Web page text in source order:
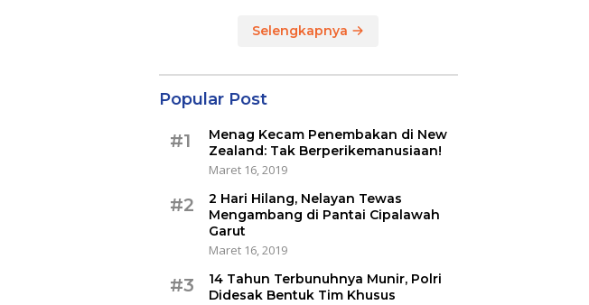
Selengkapnya
Popular Post
#1
Menag Kecam Penembakan di New
Zealand: Tak Berperikemanusiaan!
Maret 16, 2019
#2
2 Hari Hilang, Nelayan Tewas
Mengambang di Pantai Cipalawah
Garut
Maret 16, 2019
#3
14 Tahun Terbunuhnya Munir, Polri
Didesak Bentuk Tim Khusus